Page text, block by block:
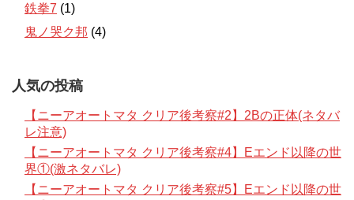
鉄拳7 (1)
鬼ノ哭ク邦 (4)
人気の投稿
【ニーアオートマタ クリア後考察#2】2Bの正体(ネタバ
レ注意)
【ニーアオートマタ クリア後考察#4】Eエンド以降の世
界①(激ネタバレ)
【ニーアオートマタ クリア後考察#5】Eエンド以降の世